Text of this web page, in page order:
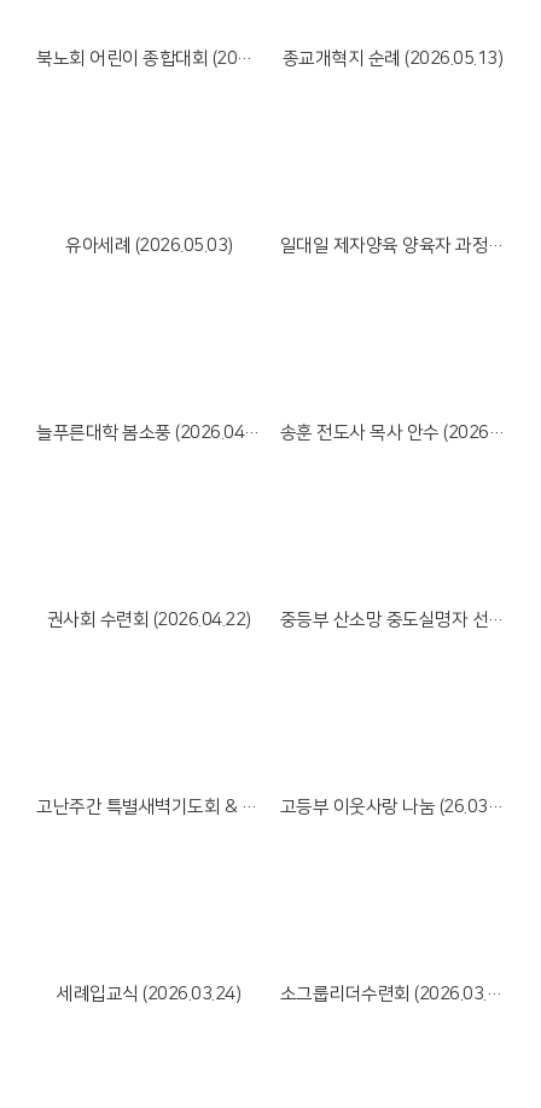
북노회 어린이 종합대회 (2026.05.23) 종교개혁지 순례 (2026.05.13)
유아세례 (2026.05.03) 일대일 제자양육 양육자 과정 수료식 (2026.05.02)
늘푸른대학 봄소풍 (2026.04.30) 송훈 전도사 목사 안수 (2026.04.28)
권사회 수련회 (2026.04.22) 중등부 산소망 중도실명자 선교회 식탁봉사 (2026.03.30)
고난주간 특별새벽기도회 & 성금요예배 (26년 3월 30일~4월 3일) 고등부 이웃사랑 나눔 (26.03.28)
세례입교식 (2026.03.24) 소그룹리더수련회 (2026.03.18-19)